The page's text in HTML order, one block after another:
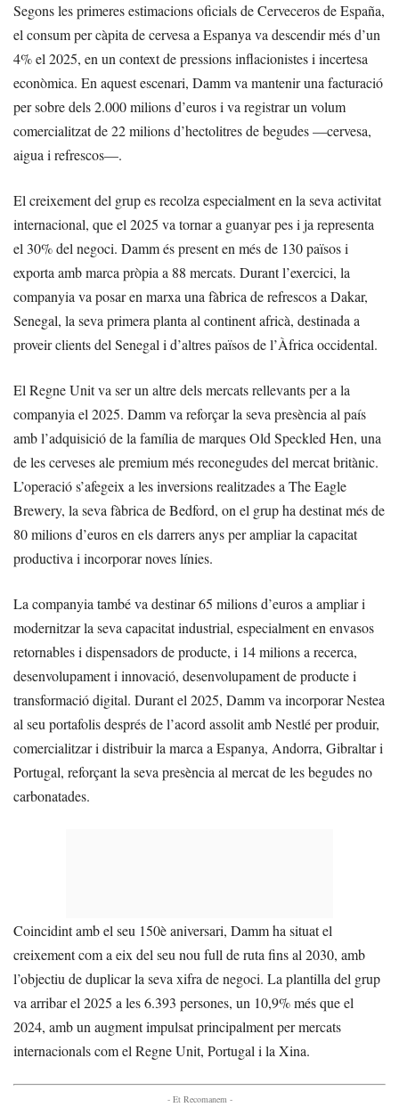
Segons les primeres estimacions oficials de Cerveceros de España,
el consum per càpita de cervesa a Espanya va descendir més d’un
4% el 2025, en un context de pressions inflacionistes i incertesa
econòmica. En aquest escenari, Damm va mantenir una facturació
per sobre dels 2.000 milions d’euros i va registrar un volum
comercialitzat de 22 milions d’hectolitres de begudes —cervesa,
aigua i refrescos—.
El creixement del grup es recolza especialment en la seva activitat
internacional, que el 2025 va tornar a guanyar pes i ja representa
el 30% del negoci. Damm és present en més de 130 països i
exporta amb marca pròpia a 88 mercats. Durant l’exercici, la
companyia va posar en marxa una fàbrica de refrescos a Dakar,
Senegal, la seva primera planta al continent africà, destinada a
proveir clients del Senegal i d’altres països de l’Àfrica occidental.
El Regne Unit va ser un altre dels mercats rellevants per a la
companyia el 2025. Damm va reforçar la seva presència al país
amb l’adquisició de la família de marques Old Speckled Hen, una
de les cerveses ale premium més reconegudes del mercat britànic.
L’operació s’afegeix a les inversions realitzades a The Eagle
Brewery, la seva fàbrica de Bedford, on el grup ha destinat més de
80 milions d’euros en els darrers anys per ampliar la capacitat
productiva i incorporar noves línies.
La companyia també va destinar 65 milions d’euros a ampliar i
modernitzar la seva capacitat industrial, especialment en envasos
retornables i dispensadors de producte, i 14 milions a recerca,
desenvolupament i innovació, desenvolupament de producte i
transformació digital. Durant el 2025, Damm va incorporar Nestea
al seu portafolis després de l’acord assolit amb Nestlé per produir,
comercialitzar i distribuir la marca a Espanya, Andorra, Gibraltar i
Portugal, reforçant la seva presència al mercat de les begudes no
carbonatades.
Coincidint amb el seu 150è aniversari, Damm ha situat el
creixement com a eix del seu nou full de ruta fins al 2030, amb
l’objectiu de duplicar la seva xifra de negoci. La plantilla del grup
va arribar el 2025 a les 6.393 persones, un 10,9% més que el
2024, amb un augment impulsat principalment per mercats
internacionals com el Regne Unit, Portugal i la Xina.
- Et Recomanem -